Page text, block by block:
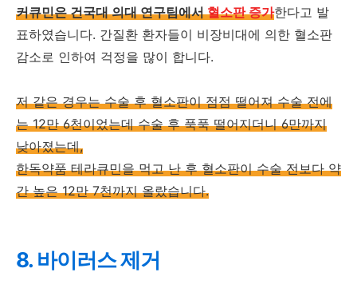
커큐민은 건국대 의대 연구팀에서혈소판 증가한다고 발
표하였습니다. 간질환 환자들이 비장비대에 의한 혈소판
감소로 인하여 걱정을 많이 합니다.
저 같은 경우는 수술 후 혈소판이 점점 떨어져 수술 전에
는 12만 6천이었는데 수술 후 푹푹 떨어지더니 6만까지
낮아졌는데,
한독약품 테라큐민을 먹고 난 후 혈소판이 수술 전보다 약
간 높은 12만 7천까지 올랐습니다.
8. 바이러스 제거